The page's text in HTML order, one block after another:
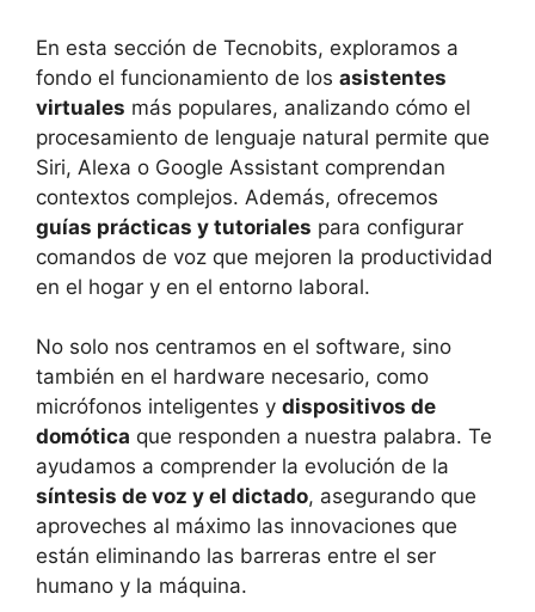
En esta sección de Tecnobits, exploramos a
fondo el funcionamiento de los asistentes
virtuales más populares, analizando cómo el
procesamiento de lenguaje natural permite que
Siri, Alexa o Google Assistant comprendan
contextos complejos. Además, ofrecemos
guías prácticas y tutoriales para configurar
comandos de voz que mejoren la productividad
en el hogar y en el entorno laboral.
No solo nos centramos en el software, sino
también en el hardware necesario, como
micrófonos inteligentes y dispositivos de
domótica que responden a nuestra palabra. Te
ayudamos a comprender la evolución de la
síntesis de voz y el dictado, asegurando que
aproveches al máximo las innovaciones que
están eliminando las barreras entre el ser
humano y la máquina.